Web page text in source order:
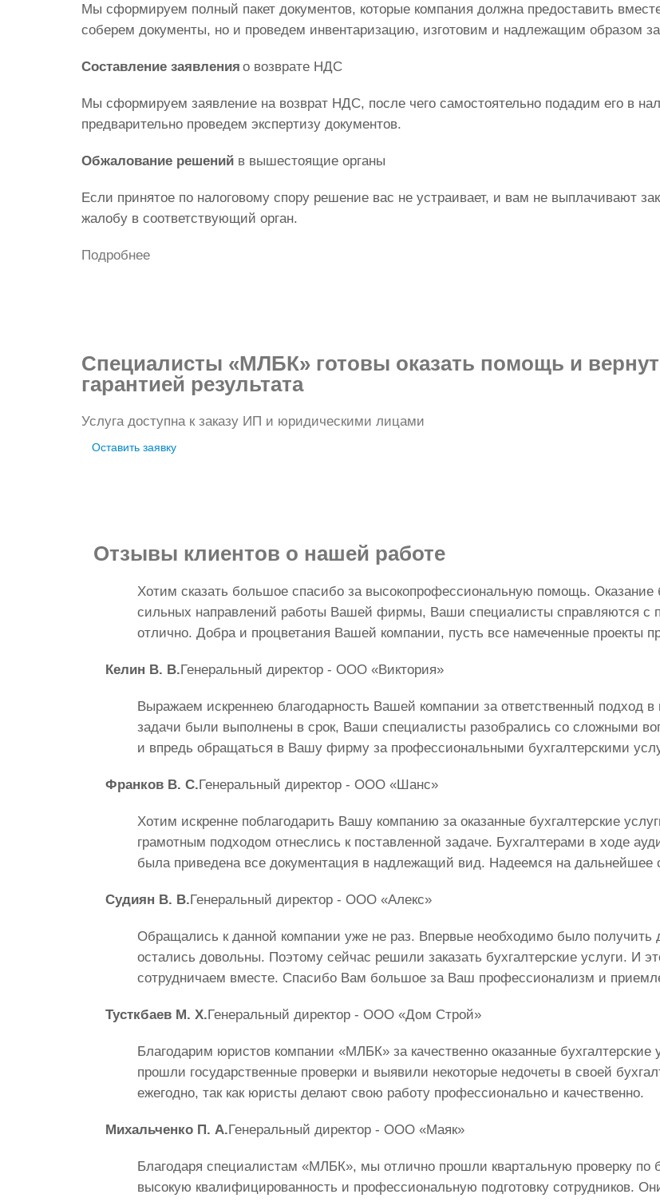
Мы сформируем полный пакет документов, которые компания должна предоставить
соберем документы, но и проведем инвентаризацию, изготовим и надлежащим образом
Составление заявления о возврате НДС
Мы сформируем заявление на возврат НДС, после чего самостоятельно подадим его в
предварительно проведем экспертизу документов.
Обжалование решений в вышестоящие органы
Если принятое по налоговому спору решение вас не устраивает, и вам не выплачивают
жалобу в соответствующий орган.
Подробнее
Специалисты «МЛБК» готовы оказать помощь и
гарантией результата
Услуга доступна к заказу ИП и юридическими лицами
Оставить заявку
Отзывы клиентов о нашей работе
Хотим сказать большое спасибо за высокопрофессиональную помощь. Оказание
сильных направлений работы Вашей фирмы, Ваши специалисты справляются с
отлично. Добра и процветания Вашей компании, пусть все намеченные проекты
Келин В. В.Генеральный директор - ООО «Виктория»
Выражаем искреннею благодарность Вашей компании за ответственный подход
задачи были выполнены в срок, Ваши специалисты разобрались со сложными
и впредь обращаться в Вашу фирму за профессиональными бухгалтерскими
Франков В. С.Генеральный директор - ООО «Шанс»
Хотим искренне поблагодарить Вашу компанию за оказанные бухгалтерские
грамотным подходом отнеслись к поставленной задаче. Бухгалтерами в ходе
была приведена все документация в надлежащий вид. Надеемся на дальнейшее
Судиян В. В.Генеральный директор - ООО «Алекс»
Обращались к данной компании уже не раз. Впервые необходимо было
остались довольны. Поэтому сейчас решили заказать бухгалтерские услуги. И
сотрудничаем вместе. Спасибо Вам большое за Ваш профессионализм и
Тусткбаев М. Х.Генеральный директор - ООО «Дом Строй»
Благодарим юристов компании «МЛБК» за качественно оказанные
прошли государственные проверки и выявили некоторые недочеты в своей
ежегодно, так как юристы делают свою работу профессионально и качественно.
Михальченко П. А.Генеральный директор - ООО «Маяк»
Благодаря специалистам «МЛБК», мы отлично прошли квартальную проверку по
высокую квалифицированность и профессиональную подготовку сотрудников.